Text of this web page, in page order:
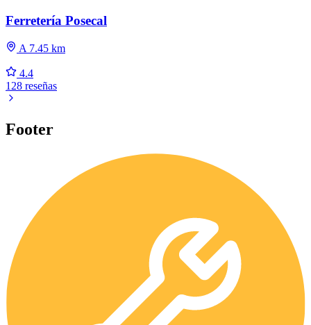
Ferretería Posecal
A 7.45 km
4.4
128 reseñas
Footer